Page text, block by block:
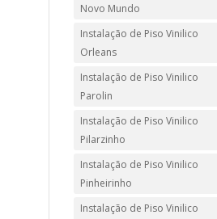
Novo Mundo
Instalação de Piso Vinilico
Orleans
Instalação de Piso Vinilico
Parolin
Instalação de Piso Vinilico
Pilarzinho
Instalação de Piso Vinilico
Pinheirinho
Instalação de Piso Vinilico